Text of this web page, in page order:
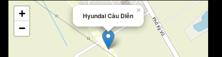
Hyundai Cầu Diễn
×
+
−